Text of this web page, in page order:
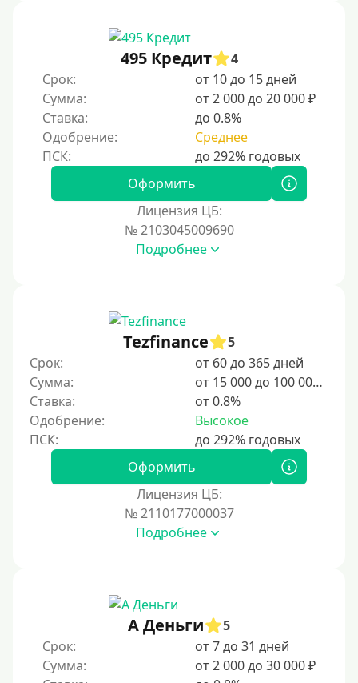
Онлайн круглосуточно
На карту круглосуточно
24/7
Деньги в долг
В долг на карту
Срок
10 дней
2 недели
15 дней
20 дней
30 дней без процентов
100 дней
4 месяца
495 Кредит
4
Срок:
от 10 до 15 дней
Сумма:
от 2 000 до 20 000 ₽
Ставка:
до 0.8%
Одобрение:
Среднее
Оформить
Лицензия ЦБ:
№ 2103045009690
Подробнее
Tezfinance
5
Срок:
от 60 до 365 дней
Сумма:
от 15 000 до 100 000 ₽
Ставка:
от 0.8%
Одобрение:
Высокое
Оформить
Лицензия ЦБ:
№ 2110177000037
Подробнее
А Деньги
5
Срок:
от 7 до 31 дней
Сумма:
от 2 000 до 30 000 ₽